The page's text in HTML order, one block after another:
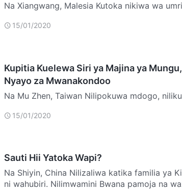
Na Xiangwang, Malesia Kutoka nikiwa wa umri mdogo nimemfuata mama
kumwamini Bwana. M…
15/01/2020
Kupitia Kuelewa Siri ya Majina ya
Nyayo za Mwanakondoo
Na Mu Zhen, Taiwan Nilipokuwa mdogo,
wazazi, jamaa na mar…
15/01/2020
Sauti Hii Yatoka Wapi?
Na Shiyin, China Nilizaliwa katika familia ya
ni wahubiri. Nilimwamini Bwana pamoja na